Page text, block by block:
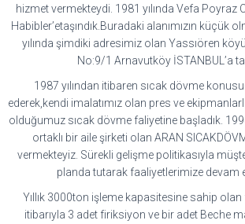
hizmet vermekteydi. 1981 yılında Vefa Poyraz
Habibler’etaşındık.Buradaki alanımızın küçük
yılında şimdiki adresimiz olan Yassıören
No:9/1 Arnavutköy İSTANBUL’a
1987 yılından itibaren sıcak dövme
ederek,kendi imalatımız olan pres ve
olduğumuz sıcak dövme faliyetine başladık.
ortaklı bir aile şirketi olan ARAN
vermekteyiz. Sürekli gelişme politikasıyla
planda tutarak faaliyetlerimize devam
Yıllık 3000ton işleme kapasitesine sahip
itibarıyla 3 adet firiksiyon ve bir adet Beche